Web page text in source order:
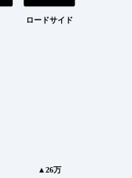
ロードサイド
▲26万